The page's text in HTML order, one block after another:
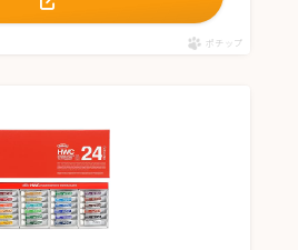
ポチップ